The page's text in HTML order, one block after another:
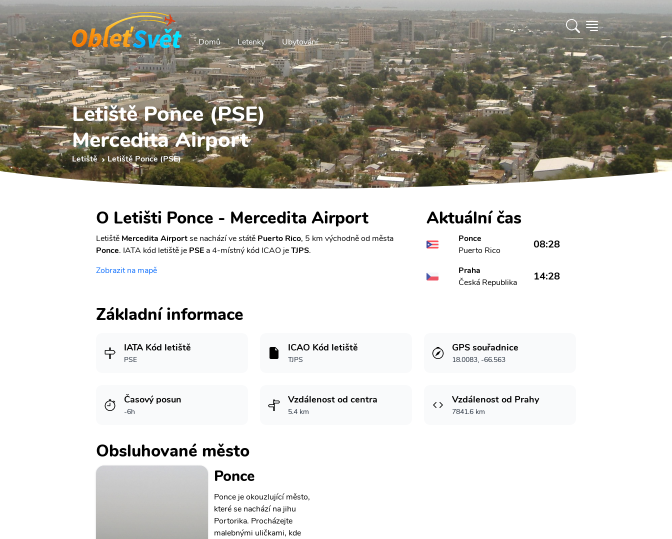
Domů Letenky Ubytování
Letiště Ponce (PSE)
Mercedita Airport
Letiště Letiště Ponce (PSE)
O Letišti Ponce - Mercedita Airport
Letiště Mercedita Airportse nachází ve státě Puerto Rico, 5 km východně od města
Ponce. IATA kód letiště je PSE a 4-místný kód ICAO jeTJPS.
Zobrazit na mapě
Aktuální čas
Ponce
Puerto Rico
08:28
Praha
Česká Republika
14:28
Základní informace
IATA Kód letiště
PSE
ICAO Kód letiště
TJPS
GPS souřadnice
18.0083, -66.563
Časový posun
-6h
Vzdálenost od centra
5.4 km
Vzdálenost od Prahy
7841.6 km
Obsluhované město
Ponce
Ponce je okouzlující město,
které se nachází na jihu
Portorika. Procházejte
malebnými uličkami, kde